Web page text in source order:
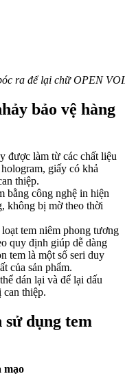
ra để lại chữ OPEN
bảo vệ hàng
được làm từ các chất liệu
giấy có khả
thiệp.
bằng công nghệ in hiện
không bị mờ theo thời
tem niêm phong tương
quy định giúp dễ dàng
tem là một số seri duy
của sản phẩm.
dán lại và để lại dấu
can thiệp.
sử dụng tem
mạo